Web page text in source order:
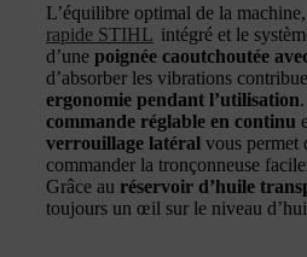
L’équilibre optimal de la
rapide STIHL intégré et le
d’une poignée caoutchoutée
d’absorber les vibrations
ergonomie pendant l’utilisation
commande réglable en continu
verrouillage latéral vous permet
commander la tronçonneuse
Grâce au réservoir d’huile
toujours un œil sur le niveau